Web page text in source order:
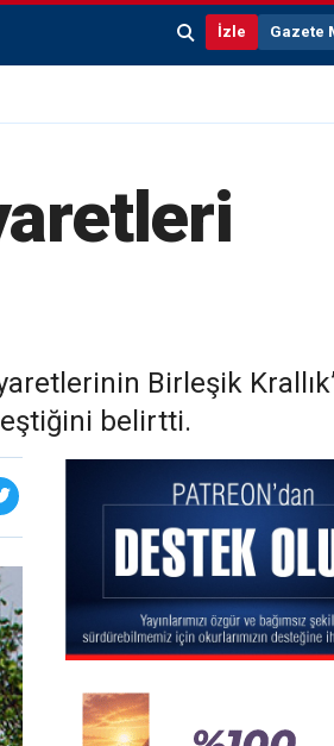
İzle Gazete
Birleşik
belirtti.